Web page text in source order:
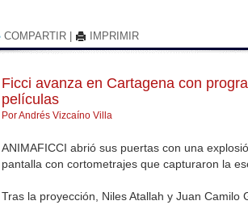
COMPARTIR IMPRIMIR
Ficci avanza en Cartagena con
películas
Por Andrés Vizcaíno Villa
ANIMAFICCI abrió sus puertas con una
pantalla con cortometrajes que capturaron la
Tras la proyección, Niles Atallah y Juan Camilo